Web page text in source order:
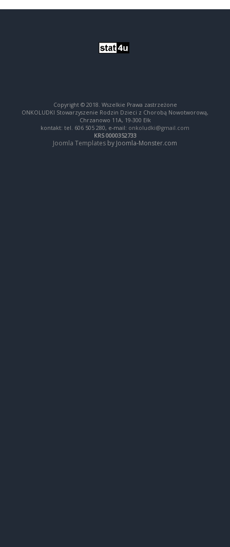
Copyright © 2018. Wszelkie Prawa zastrzeżone
ONKOLUDKI Stowarzyszenie Rodzin Dzieci z Chorobą Nowotworową,
Chrzanowo 11A, 19-300 Ełk
kontakt: tel. 606 505 280, e-mail: onkoludki@gmail.com
KRS 0000352733
Joomla Templates by Joomla-Monster.com